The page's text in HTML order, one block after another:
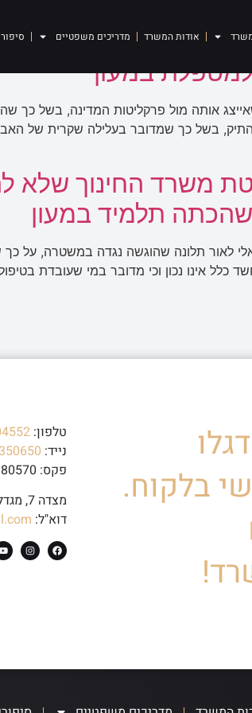
אודות המשרד מדריכים משפטיים
במעון
אותה מול פרקליטות המדינה, בשל כך
בשל כך שמדובר בעלילה שקרית של
משרד החינוך
תלמיד במעון
לאור תלונה שהוגשה נגדה במשטרה, על
כלל אינו נכון וכי מדובר במי שעובדת
בלקוח.
טלפון:
נייד:
פקס: 077-3180570
מצדה 7, מגדל ב.ס.ר 4, בני ברק
דוא"ל: